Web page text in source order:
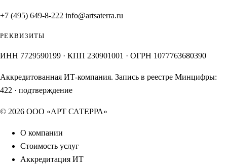
+7 (495) 649-8-222 info@artsaterra.ru
РЕКВИЗИТЫ
ИНН 7729590199 · КПП 230901001 · ОГРН 1077763680390
Аккредитованная ИТ-компания. Запись в реестре Минцифры:
422 · подтверждение
© 2026 ООО «АРТ САТЕРРА»
О компании
Стоимость услуг
Аккредитация ИТ